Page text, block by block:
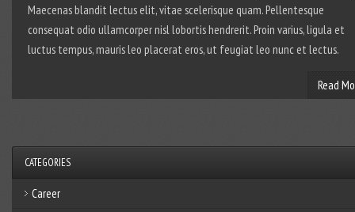
Maecenas blandit lectus elit, vitae scelerisque quam. Pellentesque
consequat odio ullamcorper nisl lobortis hendrerit. Proin varius, ligula et
luctus tempus, mauris leo placerat eros, ut feugiat leo nunc et lectus.
Read
CATEGORIES
Career